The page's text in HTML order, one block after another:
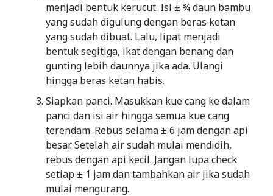
menjadi bentuk kerucut. Isi ± ¾ daun bambu
yang sudah digulung dengan beras ketan
yang sudah dibuat. Lalu, lipat menjadi
bentuk segitiga, ikat dengan benang dan
gunting lebih daunnya jika ada. Ulangi
hingga beras ketan habis.
Siapkan panci. Masukkan kue cang ke dalam
panci dan isi air hingga semua kue cang
terendam. Rebus selama ± 6 jam dengan api
besar. Setelah air sudah mulai mendidih,
rebus dengan api kecil. Jangan lupa check
setiap ± 1 jam dan tambahkan air jika sudah
mulai mengurang.